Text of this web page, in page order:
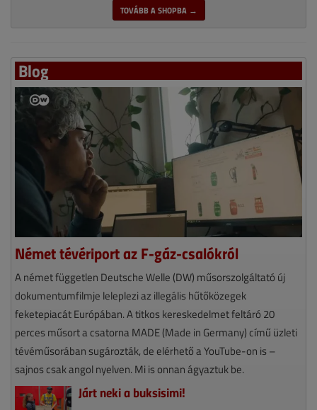
TOVÁBB A SHOPBA →
Blog
Német tévériport az F-gáz-csalókról
A német független Deutsche Welle (DW) műsorszolgáltató új
dokumentumfilmje leleplezi az illegális hűtőközegek
feketepiacát Európában. A titkos kereskedelmet feltáró 20
perces műsort a csatorna MADE (Made in Germany) című üzleti
tévéműsorában sugározták, de elérhető a YouTube-on is –
sajnos csak angol nyelven. Mi is onnan ágyaztuk be.
Járt neki a buksisimi!